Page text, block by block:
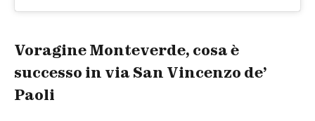
Voragine Monteverde, cosa è
successo in via San Vincenzo de’
Paoli